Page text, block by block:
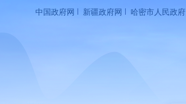
中国政府网 | 新疆政府网 | 哈密市人民政府